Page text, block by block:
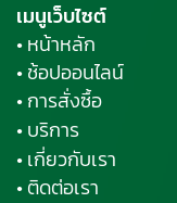
เมนูเว็บไซต์
• หน้าหลัก
• ช้อปออนไลน์
• การสั่งซื้อ
• บริการ
• เกี่ยวกับเรา
• ติดต่อเรา